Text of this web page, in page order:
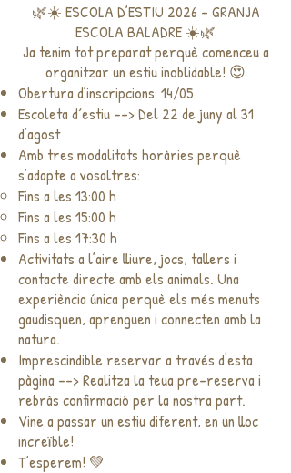
🌿☀️ ESCOLA D’ESTIU 2026 – GRANJA
ESCOLA BALADRE ☀️🌿
Ja tenim tot preparat perquè comenceu a
organitzar un estiu inoblidable! 😍
Obertura d’inscripcions: 14/05
Escoleta d´estiu --> Del 22 de juny al 31
d’agost
Amb tres modalitats horàries perquè
s’adapte a vosaltres:
Fins a les 13:00 h
Fins a les 15:00 h
Fins a les 17:30 h
Activitats a l’aire lliure, jocs, tallers i
contacte directe amb els animals. Una
experiència única perquè els més menuts
gaudisquen, aprenguen i connecten amb la
natura.
Imprescindible reservar a través d'esta
pàgina --> Realitza la teua pre-reserva i
rebràs confirmació per la nostra part.
Vine a passar un estiu diferent, en un lloc
increïble!
T’esperem! 💚